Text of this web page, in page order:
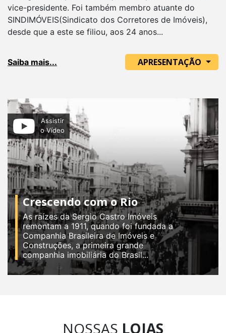
vice-presidente. Foi também membro atuante do
SINDIMÓVEIS(Sindicato dos Corretores de Imóveis),
desde que a este se filiou, aos 24 anos...
Saiba mais... APRESENTAÇÃO
Assistir
o Vídeo
Crescendo com o Rio
As raízes da Sergio Castro Imóveis
remontam a 1911, quando foi fundada a
Companhia Brasileira de Imóveis e
Construções, a primeira grande
companhia imobiliária do Brasil...
NOSSAS LOJAS